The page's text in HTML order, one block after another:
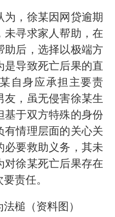
为，徐某因网贷逾期
寻求家人帮助，在
助后，选择以极端方
是导致死亡后果的直
自身应承担主要责
，虽无侵害徐某生
于双方特殊的身份
有情理层面的关心关
要救助义务，其未
对徐某死亡后果存在
责任。
槌（资料图）